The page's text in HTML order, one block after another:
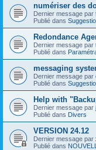
numériser des
Dernier message par
Publié dans
Redondance
Dernier message par
Publié dans
messaging
Dernier message par
Publié dans
Help with
Dernier message par
Publié dans Divers
VERSION 24.12
Dernier message par
Publié dans